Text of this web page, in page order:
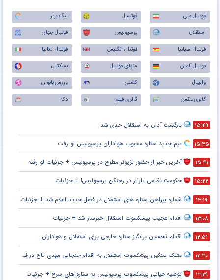
فوتبال ملی فوتسال
لیگ برتر
استقلال
پرسپولیس
فوتبال جهان
فوتبال اسپانیا
فوتبال انگلیس
فوتبال ایتالیا
فوتبال آلمان
منهای فوتبال
بسکتبال
والیبال
کشتی
ورزش بانوان
گالری عکس
گالری فیلم دکه
۱۵:۴۹ بازگشت آدان به استقلال جدی شد
۱۵:۴۵ تیم جدید ستاره محبوب هواداران پرسپولیس لو رفت
۱۵:۴۱ آخرین خبر از حضور لژیونر مطرح در پرسپولیس + جزئیات لو رفته
۱۵:۲۲ حکومت نظامی تارتار در رختکن پرسپولیس! + جزئیات
۱۳:۱۹ شماره پیراهن ستاره های استقلال در فصل جدید اعلام شد + جزئیات
۱۳:۰۸ اقدام عجیب پیشکسوت استقلال خبرساز شد + جزئیات
۱۲:۵۱ اقدام تحسین برانگیز ستاره خارجی برای استقلال و هواداران
۱۲:۴۰ متلک سنگین پیشکسوت استقلال به اقدام جنجالی مهدی تاج در فدراسیون فوتبال
۱۲:۲۹ توصیه حیاتی پیشکسوت پرسپولیس به ستاره های سرخ + جزئیات